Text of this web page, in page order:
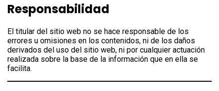
Responsabilidad
El titular del sitio web no se hace responsable de los
errores u omisiones en los contenidos, ni de los daños
derivados del uso del sitio web, ni por cualquier actuación
realizada sobre la base de la información que en ella se
facilita.